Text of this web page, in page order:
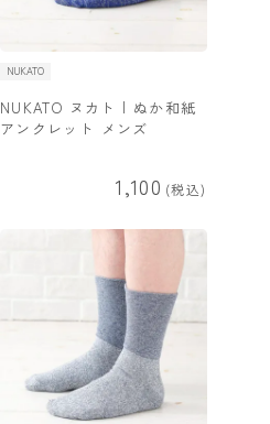
NUKATO
NUKATO ヌカト | ぬか和紙
アンクレット メンズ
1,100 税込